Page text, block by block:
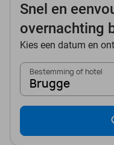
Snel en
overnachting
Kies een datum en
Bestemming of hotel
Brugge